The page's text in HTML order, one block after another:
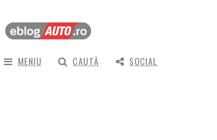
MENIU CAUTĂ SOCIAL